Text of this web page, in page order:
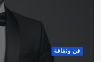
فن وثقافة